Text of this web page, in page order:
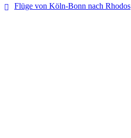
Flüge von Köln-Bonn nach Rhodos